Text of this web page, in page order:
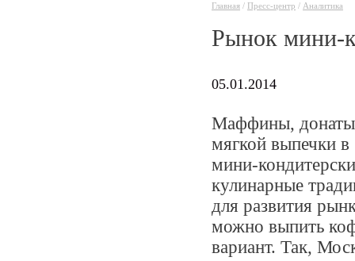
Главная / Пресс-центр / Аналитика
Рынок мини-
05.01.2014
Маффины,
мягкой выпечки в
мини-
кулинарные
для развития
можно выпить
вариант. Так,